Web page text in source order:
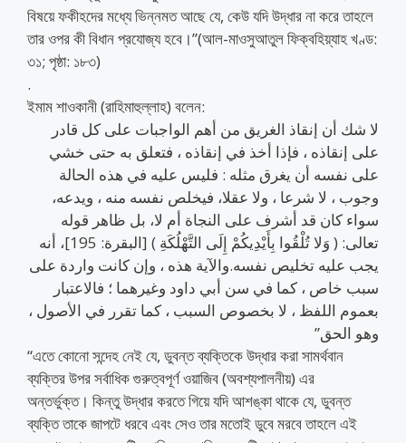
বিষয়ে ফকীহদের মধ্যে ভিন্নমত আছে যে, কেউ যদি উদ্ধার না করে তাহলে
তার ওপর কী বিধান প্রযোজ্য হবে।”(আল-মাওসুআতুল ফিক্বহিয়্যাহ খণ্ড:
৩১; পৃষ্ঠা: ১৮৩)
.
ইমাম শাওকানী (রাহিমাহুল্লাহ) বলেন:
لا شك أن إنقاذ الغريق من أهم الواجبات على كل قادر
على إنقاذه ، فإذا أخذ في إنقاذه ، فتعلق به حتى خشي
على نفسه أن يغرق مثله : فليس عليه في هذه الحالة
وجوب ، لا شرعا ، ولا عقلا، فيخلص نفسه منه ، ويدعه،
سواء كان قد أشرف على النجاة أم لا، بل ظاهر قوله
تعالى: ( وَلا تُلْقُوا بِأَيْدِيكُمْ إِلَى التَّهْلُكَةِ ) [البقرة: 195]، أنه
يجب عليه تخليص نفسه.والآية هذه ، وإن كانت واردة على
سبب خاص ، كما في سن أبي داود وغيرهما ؛ فالاعتبار
بعموم اللفظ ، لا بخصوص السبب ، كما تقرر في الأصول ،
وهو الحق”
“এতে কোনো সন্দেহ নেই যে, ডুবন্ত ব্যক্তিকে উদ্ধার করা সামর্থবান
ব্যক্তির উপর সর্বাধিক গুরুত্বপূর্ণ ওয়াজিব (অবশ্যপালনীয়) এর
অন্তর্ভুক্ত। কিন্তু উদ্ধার করতে গিয়ে যদি আশঙ্কা থাকে যে, ডুবন্ত
ব্যক্তি তাকে জাপটে ধরবে এবং সেও তার মতোই ডুবে মরবে তাহলে এই